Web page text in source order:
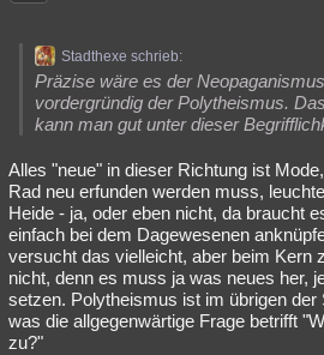
Stadthexe schrieb:
Präzise wäre es der
vordergründig der Polytheismus.
kann man gut unter dieser
Alles "neue" in dieser Richtung ist
Rad neu erfunden werden muss,
Heide - ja, oder eben nicht, da braucht
einfach bei dem Dagewesenen
versucht das vielleicht, aber beim Kern
nicht, denn es muss ja was neues her,
setzen. Polytheismus ist im übrigen
was die allgegenwärtige Frage betrifft
zu?"